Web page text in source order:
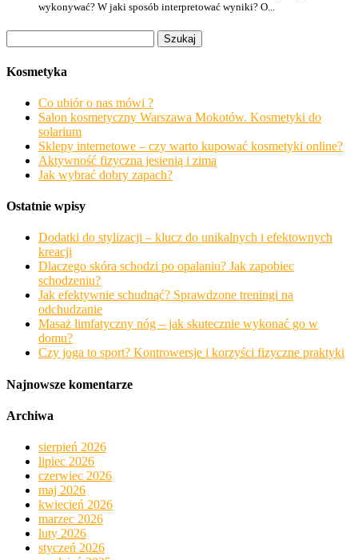
wykonywać? W jaki sposób interpretować wyniki? O...
Kosmetyka
Co ubiór o nas mówi ?
Salon kosmetyczny Warszawa Mokotów. Kosmetyki do
solarium
Sklepy internetowe – czy warto kupować kosmetyki online?
Aktywność fizyczna jesienią i zimą
Jak wybrać dobry zapach?
Ostatnie wpisy
Dodatki do stylizacji – klucz do unikalnych i efektownych
kreacji
Dlaczego skóra schodzi po opalaniu? Jak zapobiec
schodzeniu?
Jak efektywnie schudnąć? Sprawdzone treningi na
odchudzanie
Masaż limfatyczny nóg – jak skutecznie wykonać go w
domu?
Czy joga to sport? Kontrowersje i korzyści fizyczne praktyki
Najnowsze komentarze
Archiwa
sierpień 2026
lipiec 2026
czerwiec 2026
maj 2026
kwiecień 2026
marzec 2026
luty 2026
styczeń 2026